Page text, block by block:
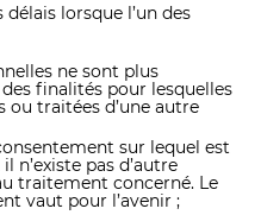
lorsque l’un des
ne sont plus
finalités pour lesquelles
ou traitées d’une autre
sur lequel est
pas d’autre
traitement concerné. Le
vaut pour l’avenir ;